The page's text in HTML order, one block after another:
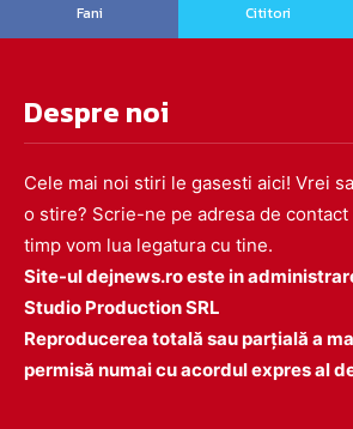
Fani
Cititori
Despre noi
Cele mai noi stiri le gasesti aici! Vrei
o stire? Scrie-ne pe adresa de
timp vom lua legatura cu tine.
Site-ul dejnews.ro este in
Studio Production SRL
Reproducerea totală sau parțială a
permisă numai cu acordul expres al